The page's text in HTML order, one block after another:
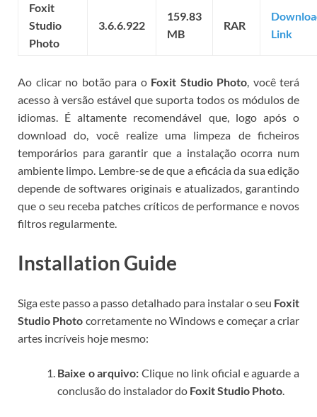
Foxit
Studio
Photo
3.6.6.922
159.83
MB
RAR
Link
Ao clicar no botão para o Foxit Studio Photo, você terá
acesso à versão estável que suporta todos os módulos de
idiomas. É altamente recomendável que, logo após o
download do, você realize uma limpeza de ficheiros
temporários para garantir que a instalação ocorra num
ambiente limpo. Lembre-se de que a eficácia da sua edição
depende de softwares originais e atualizados, garantindo
que o seu receba patches críticos de performance e novos
filtros regularmente.
Installation Guide
Siga este passo a passo detalhado para instalar o seu Foxit
Studio Photo corretamente no Windows e começar a criar
artes incríveis hoje mesmo:
Baixe o arquivo: Clique no link oficial e aguarde a
conclusão do instalador do Foxit Studio Photo